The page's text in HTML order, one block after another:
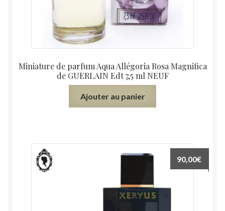
Miniature de parfum Aqua Allégoria Rosa Magnifica
de GUERLAIN Edt 7,5 ml NEUF
Ajouter au panier
90,00€